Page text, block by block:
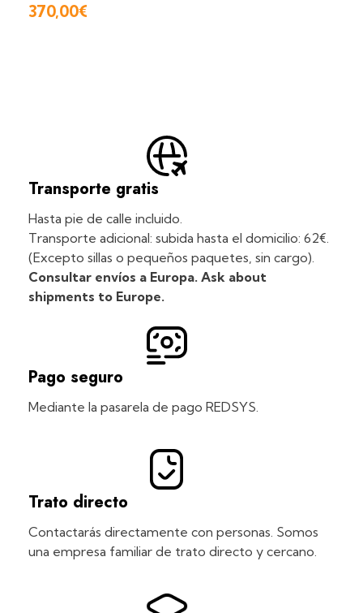
370,00€
Transporte gratis
Hasta pie de calle incluido.
Transporte adicional: subida hasta el domicilio: 62€.
(Excepto sillas o pequeños paquetes, sin cargo).
Consultar envíos a Europa. Ask about
shipments to Europe.
Pago seguro
Mediante la pasarela de pago REDSYS.
Trato directo
Contactarás directamente con personas. Somos
una empresa familiar de trato directo y cercano.